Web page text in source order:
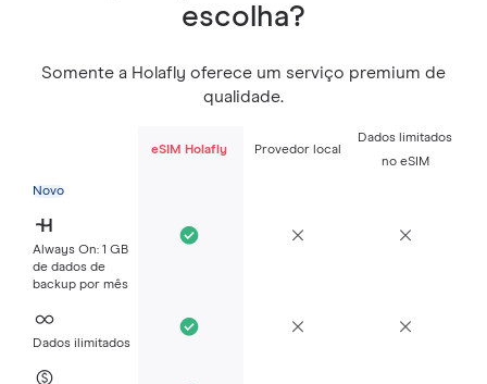
escolha?
Somente a Holafly oferece um serviço premium de
qualidade.
eSIM Holafly Provedor local
Dados limitados
no eSIM
Novo
Always On: 1 GB
de dados de
backup por mês
Dados ilimitados